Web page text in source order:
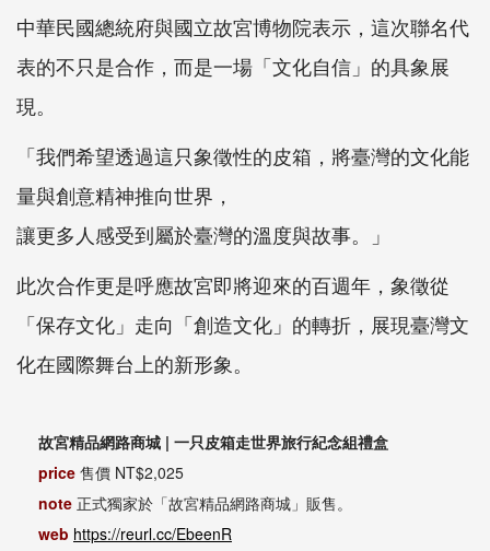
中華民國總統府與國立故宮博物院表示，這次聯名代
表的不只是合作，而是一場「文化自信」的具象展
現。
「我們希望透過這只象徵性的皮箱，將臺灣的文化能
量與創意精神推向世界，
讓更多人感受到屬於臺灣的溫度與故事。」
此次合作更是呼應故宮即將迎來的百週年，象徵從
「保存文化」走向「創造文化」的轉折，展現臺灣文
化在國際舞台上的新形象。
故宮精品網路商城 | 一只皮箱走世界旅行紀念組禮盒
price 售價 NT$2,025
note 正式獨家於「故宮精品網路商城」販售。
web https://reurl.cc/EbeenR